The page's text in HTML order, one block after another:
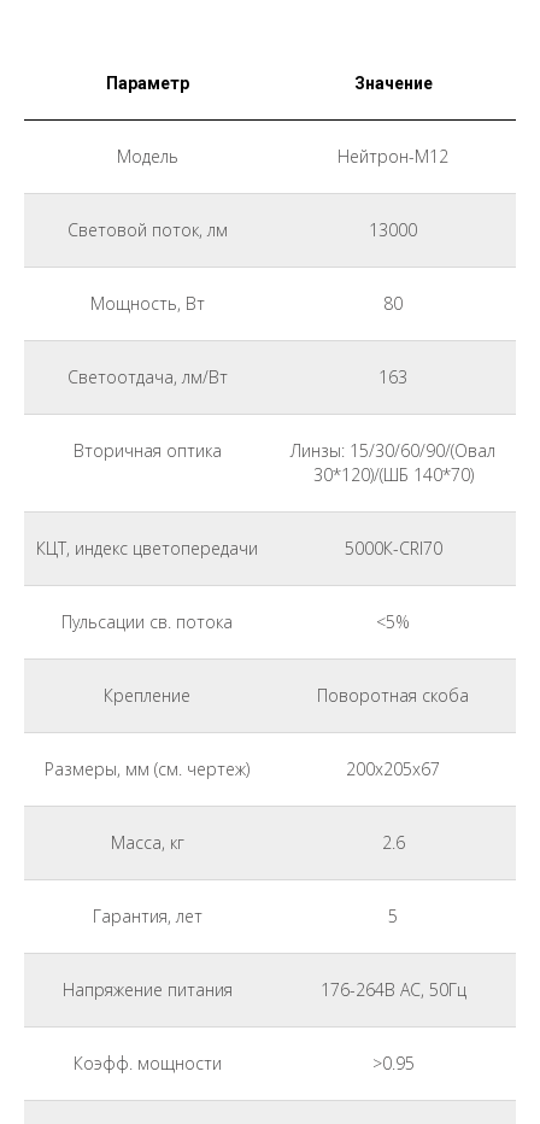
Параметр Значение
Модель Нейтрон-М12
Световой поток, лм 13000
Мощность, Вт 80
Светоотдача, лм/Вт 163
Вторичная оптика
Линзы: 15/30/60/90/(Овал
30*120)/(ШБ 140*70)
КЦТ, индекс цветопередачи 5000К-CRI70
Пульсации св. потока <5%
Крепление Поворотная скоба
Размеры, мм (см. чертеж) 200x205x67
Масса, кг 2.6
Гарантия, лет 5
Напряжение питания 176-264В АС, 50Гц
Коэфф. мощности >0.95